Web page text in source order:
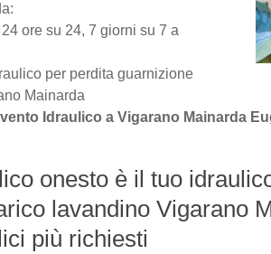
ore su 24, 7 giorni su 7 a
per perdita guarnizione
Mainarda
Idraulico a Vigarano Mainarda
onesto è il tuo
lavandino Vigarano
più richiesti